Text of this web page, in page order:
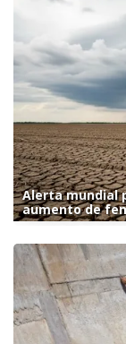
Alerta mundial
aumento de